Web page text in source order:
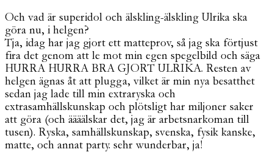
Och vad är superidol och älskling-älskling Ulrika ska
göra nu, i helgen?
Tja, idag har jag gjort ett matteprov, så jag ska förtjust
fira det genom att le mot min egen spegelbild och säga
HURRA HURRA BRA GJORT ULRIKA. Resten av
helgen ägnas åt att plugga, vilket är min nya besatthet
sedan jag lade till min extraryska och
extrasamhällskunskap och plötsligt har miljoner saker
att göra (och äääälskar det, jag är arbetsnarkoman till
tusen). Ryska, samhällskunskap, svenska, fysik kanske,
matte, och annat party. sehr wunderbar, ja!